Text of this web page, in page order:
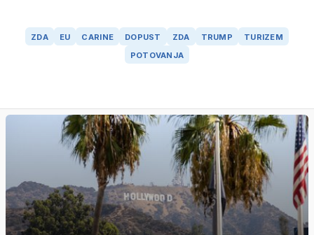
ZDA EU CARINE DOPUST ZDA TRUMP
TURIZEM
POTOVANJA